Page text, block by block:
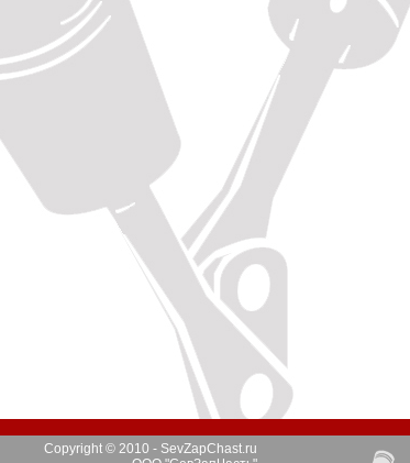
Copyright © 2010 - SevZapChast.ru